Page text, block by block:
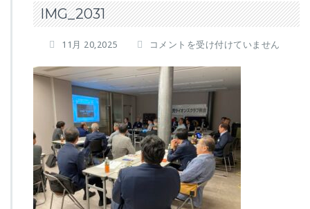
IMG_2031
11月 20,2025
I
G
_
2
0
3
1
は
コメントを受け付けていません